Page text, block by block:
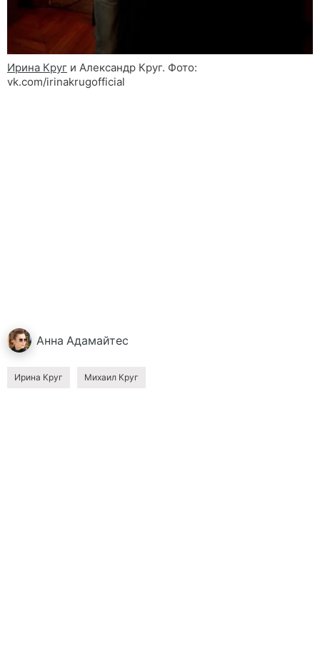
Ирина Круг и Александр Круг. Фото:
vk.com/irinakrugofficial
Анна Адамайтес
Ирина Круг Михаил Круг